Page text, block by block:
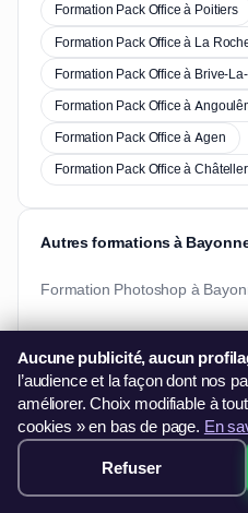
Formation Pack Office à Poitiers
Formation Pack Office à La
Formation Pack Office à Brive-
Formation Pack Office à
Formation Pack Office à Agen
Formation Pack Office à
Autres formations à
Formation Photoshop à
Besoin d'informations ?
Vous souhaitez en savoir plus sur
499€ · Voir
Aucune publicité, aucun
l’audience et la façon dont nos
améliorer. Choix modifiable à
cookies » en bas de page. En
Refuser